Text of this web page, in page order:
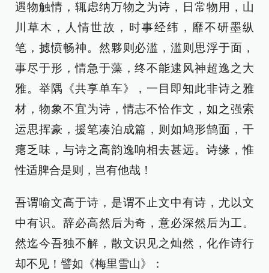
遇物触情，辄虑纳万物之为诗，日常物用，山
川草木，人情世故，时事经纬，靡不研墨纵
笔，摅愤畅神。然夥则必滥，滥则思浮于面，
事尽于形，情急于藻，终不能逮风神超逸之大
雅。举隅《共享单车》，一目即知此非诗之雅
材，物象不宜为诗，情志不恰作文，如之强索
运思挥豪，援笔凑泊成篇，则如鸠形鹄面，干
瘪乏味，与诗之高韵逸响相去甚远。诗缘，惟
性适脾合是则，岂有他哉！
吾谓喻文高于诗，是谓不止文中有诗，尤以文
中有识。辞必高然后为奇，意必深然后为工。
然迄今吾独不解，散文识见之灿然，化作诗行
却不见！譬如《梅里雪山》：